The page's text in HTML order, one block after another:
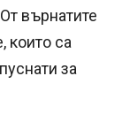
върнатите
които са
за